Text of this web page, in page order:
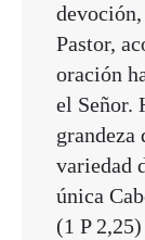
Pastor,
oración
el Señor.
grandeza
variedad
única
(1 P